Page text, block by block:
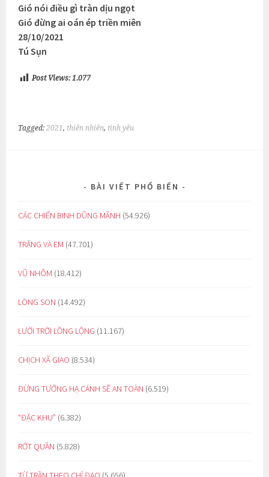
Gió nói điều gì tràn dịu ngọt
Gió đừng ai oán ép triền miên
28/10/2021
Tú Sụn
Post Views: 1.077
Tagged:2021, thiên nhiên, tình yêu
BÀI VIẾT PHỔ BIẾN
CÁC CHIẾN BINH DŨNG MÃNH (54.926)
TRĂNG VÀ EM (47.701)
VŨ NHÔM (18.412)
LÒNG SON (14.492)
LƯỚI TRỜI LỒNG LỘNG (11.167)
CHỊCH XÃ GIAO (8.534)
ĐỪNG TƯỞNG HẠ CÁNH SẼ AN TOÀN (6.519)
“ĐẶC KHU” (6.382)
RỚT QUẦN (5.828)